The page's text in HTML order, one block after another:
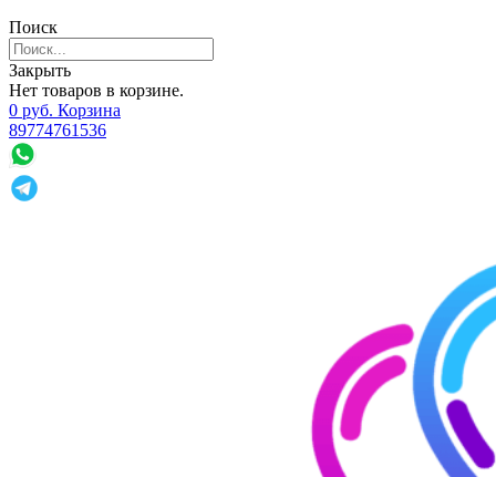
Поиск
Закрыть
Нет товаров в корзине.
0 руб. Корзина
89774761536